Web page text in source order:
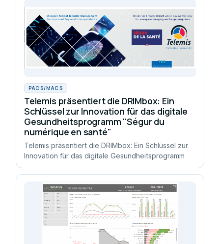
PACS/MACS
Telemis präsentiert die DRIMbox: Ein
Schlüssel zur Innovation für das digitale
Gesundheitsprogramm "Ségur du
numérique en santé"
Telemis präsentiert die DRIMbox: Ein Schlüssel zur
Innovation für das digitale Gesundheitsprogramm